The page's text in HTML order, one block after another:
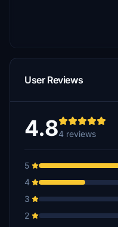
User Reviews
4.84 reviews
5
4
3
2